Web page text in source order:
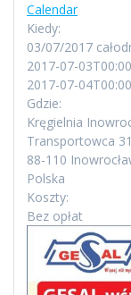
Calendar
Ta strona
Czy jesteś
witryny?
Kiedy:
03/07/2017
2017-07-
2017-07-
Gdzie:
Kręgielnia
Transportowca 31
88-110
Polska
Koszty:
Bez opłat